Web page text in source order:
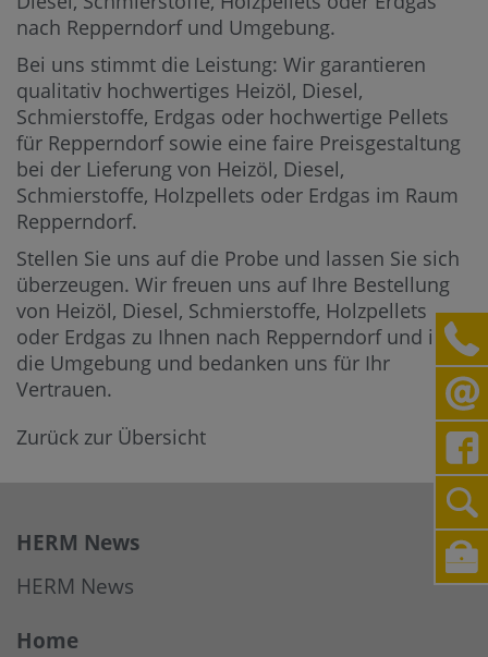
nach Repperndorf und Umgebung.
Bei uns stimmt die Leistung: Wir garantieren
qualitativ hochwertiges Heizöl, Diesel,
Schmierstoffe, Erdgas oder hochwertige Pellets
für Repperndorf sowie eine faire Preisgestaltung
bei der Lieferung von Heizöl, Diesel,
Schmierstoffe, Holzpellets oder Erdgas im Raum
Repperndorf.
Stellen Sie uns auf die Probe und lassen Sie sich
überzeugen. Wir freuen uns auf Ihre Bestellung
von Heizöl, Diesel, Schmierstoffe, Holzpellets
oder Erdgas zu Ihnen nach Repperndorf und in
die Umgebung und bedanken uns für Ihr
Vertrauen.
Zurück zur Übersicht
HERM News
HERM News
Home